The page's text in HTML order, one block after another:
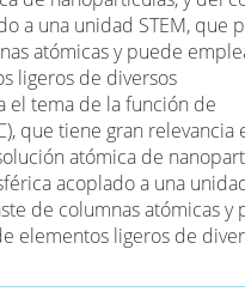
a una unidad STEM, que
atómicas y puede
ligeros de diversos
el tema de la función de
que tiene gran relevancia
atómica de
acoplado a una
de columnas atómicas y
elementos ligeros de